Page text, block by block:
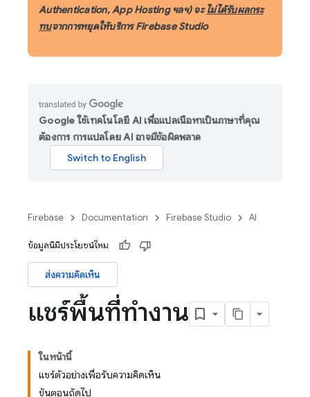
Authentication, App Hosting ฯลฯ) จะไม่ได้รับผลกระ
ทบจากการหยุดให้บริการ Firebase Studio
Google ใช้เทคโนโลยี AI เพื่อแปลเนื้อหาเป็นภาษาที่คุณ
ต้องการ การแปลโดย AI อาจมีข้อผิดพลาด
Firebase Documentation Firebase Studio AI
ข้อมูลนี้มีประโยชน์ไหม
ส่งความคิดเห็น
แชร์พื้นที่ทำงาน
ในหน้านี้
แชร์ตัวอย่างเพื่อรับความคิดเห็น
ขั้นตอนถัดไป